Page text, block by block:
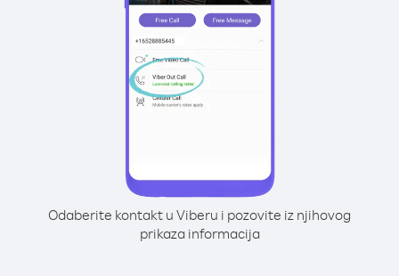
Odaberite kontakt u Viberu i pozovite iz njihovog
prikaza informacija